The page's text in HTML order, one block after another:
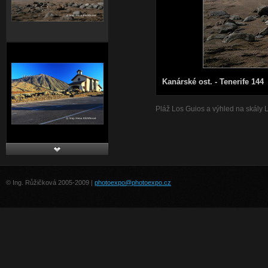
Kanárské ost. - Tenerife 144
Pláž Los Guios a výhled na skály
© Ing. Růžičková 2005-2009 | photoexpo@photoexpo.cz